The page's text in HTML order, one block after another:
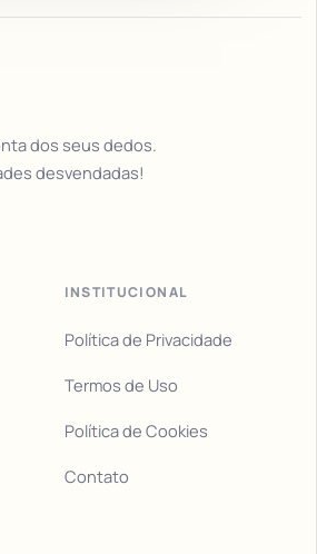
dos seus dedos.
desvendadas!
INSTITUCIONAL
Política de Privacidade
Termos de Uso
Política de Cookies
Contato